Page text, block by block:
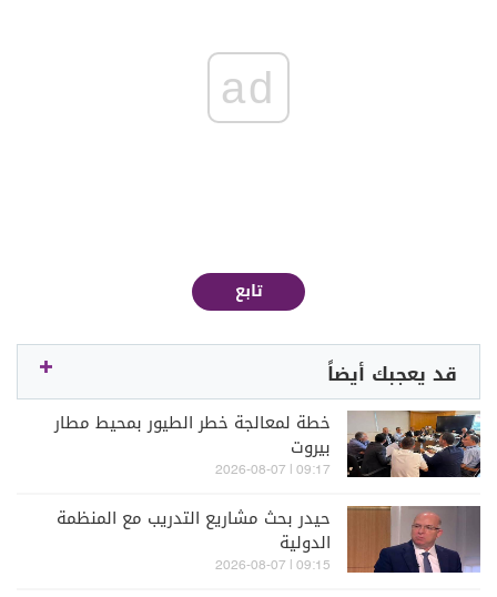
ad
تابع
قد يعجبك أيضاً
خطة لمعالجة خطر الطيور بمحيط مطار
بيروت
09:17 | 2026-08-07
حيدر بحث مشاريع التدريب مع المنظمة
الدولية
09:15 | 2026-08-07